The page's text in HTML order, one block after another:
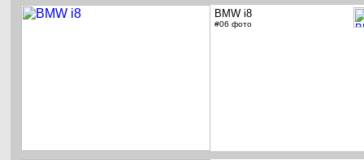
BMW i8
#06 фото